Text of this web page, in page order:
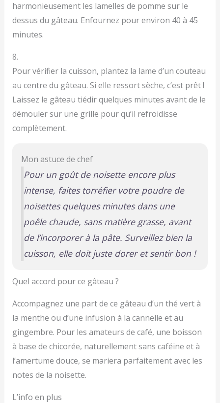
harmonieusement les lamelles de pomme sur le
dessus du gâteau. Enfournez pour environ 40 à 45
minutes.
8.
Pour vérifier la cuisson, plantez la lame d’un couteau
au centre du gâteau. Si elle ressort sèche, c’est prêt !
Laissez le gâteau tiédir quelques minutes avant de le
démouler sur une grille pour qu’il refroidisse
complètement.
Mon astuce de chef
Pour un goût de noisette encore plus
intense, faites torréfier votre poudre de
noisettes quelques minutes dans une
poêle chaude, sans matière grasse, avant
de l’incorporer à la pâte. Surveillez bien la
cuisson, elle doit juste dorer et sentir bon !
Quel accord pour ce gâteau ?
Accompagnez une part de ce gâteau d’un thé vert à
la menthe ou d’une infusion à la cannelle et au
gingembre. Pour les amateurs de café, une boisson
à base de chicorée, naturellement sans caféine et à
l’amertume douce, se mariera parfaitement avec les
notes de la noisette.
L’info en plus